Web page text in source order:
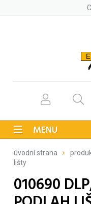
MENU
úvodní strana
lišty
010690